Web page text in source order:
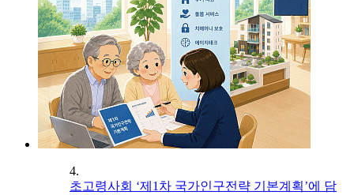
4.
초고령사회 ‘제1차 국가인구전략 기본계획’에 담